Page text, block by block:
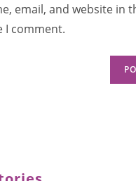
email, and website in
I comment.